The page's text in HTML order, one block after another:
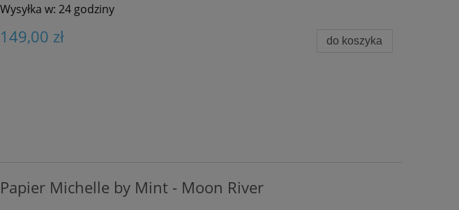
Wysyłka w: 24 godziny
149,00 zł do koszyka
Papier Michelle by Mint - Moon River